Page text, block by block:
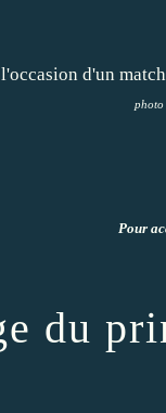
d'un
photo
Pour
du